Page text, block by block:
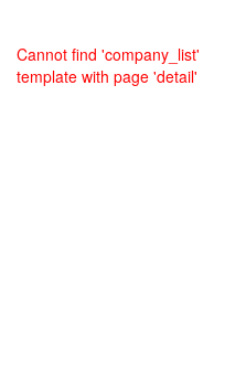
Cannot find 'company_list'
template with page 'detail'